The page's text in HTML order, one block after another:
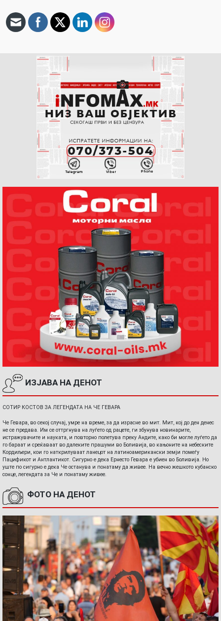
ИЗЈАВА НА ДЕНОТ
СОТИР КОСТОВ ЗА ЛЕГЕНДАТА НА ЧЕ ГЕВАРА
Че Гевара, во секој случај, умре на време, за да израсне во мит. Мит, кој до ден денес
не се предава. Им се оттргнува на луѓето од рацете, ги збунува новинарите,
истражувачите и науката, и повторно полетува преку Андите, како би могле луѓето да
го бараат и среќаваат во далеките прашуми во Боливија, во кањоните на небеските
Кордиљери, кои го наткрилуваат ланецот на латиноамерикански земји помеѓу
Пацификот и Антлантикот. Сигурно е дека Ернесто Гевара е убиен во Боливија. Но
уште по сигурно е дека Че останува и понатаму да живее. На вечно жешкото кубанско
сонце, легендата за Че и понатаму живее.
ФОТО НА ДЕНОТ